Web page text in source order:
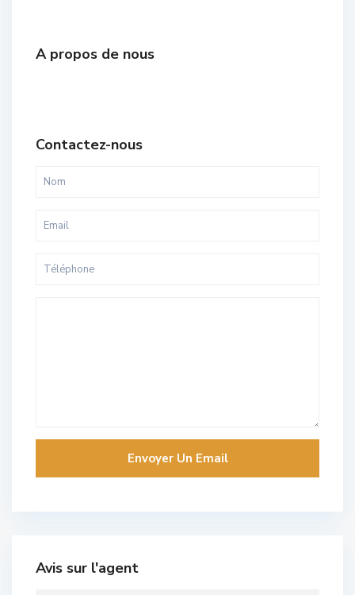
A propos de nous
Contactez-nous
Avis sur l'agent